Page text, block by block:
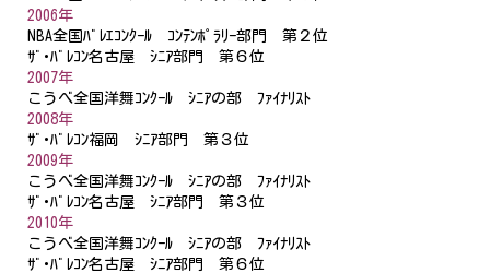
2006年
NBA全国ﾊﾞﾚｴｺﾝｸｰﾙ ｺﾝﾃﾝﾎﾟﾗﾘｰ部門 第２位
ｻﾞ･ﾊﾞﾚｺﾝ名古屋 ｼﾆｱ部門 第６位
2007年
こうべ全国洋舞ｺﾝｸｰﾙ ｼﾆｱの部 ﾌｧｲﾅﾘｽﾄ
2008年
ｻﾞ･ﾊﾞﾚｺﾝ福岡 ｼﾆｱ部門 第３位
2009年
こうべ全国洋舞ｺﾝｸｰﾙ ｼﾆｱの部 ﾌｧｲﾅﾘｽﾄ
ｻﾞ･ﾊﾞﾚｺﾝ名古屋 ｼﾆｱ部門 第３位
2010年
こうべ全国洋舞ｺﾝｸｰﾙ ｼﾆｱの部 ﾌｧｲﾅﾘｽﾄ
ｻﾞ･ﾊﾞﾚｺﾝ名古屋 ｼﾆｱ部門 第６位